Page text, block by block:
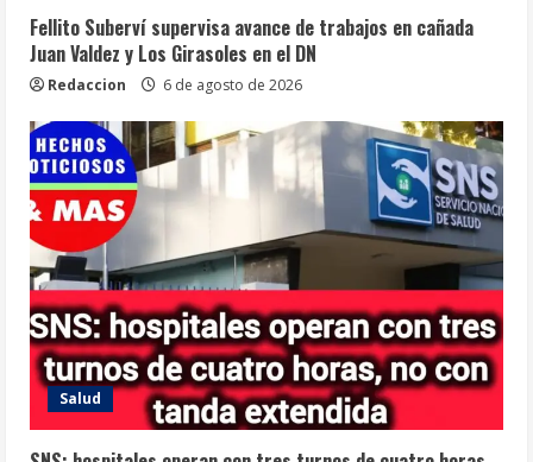
Fellito Suberví supervisa avance de trabajos en cañada
Juan Valdez y Los Girasoles en el DN
Redaccion 6 de agosto de 2026
Salud